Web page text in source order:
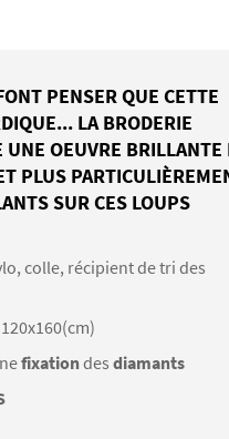
PENSER QUE CETTE
LA BRODERIE
OEUVRE BRILLANTE
PLUS
SUR CES LOUPS
colle, récipient de tri des
fixationdes diamants